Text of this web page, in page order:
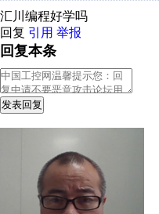
汇川编程好学吗
回复 引用 举报
回复本条
发表回复